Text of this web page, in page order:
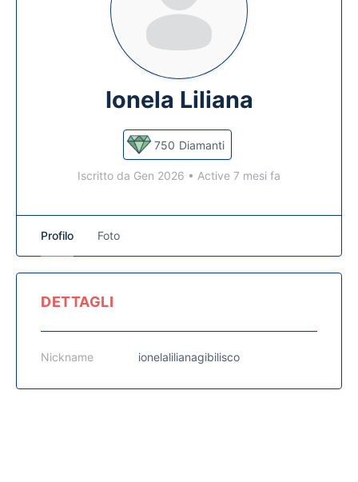
Ionela Liliana
750 Diamanti
Iscritto da Gen 2026 • Active 7 mesi fa
Profilo Foto
DETTAGLI
Nickname ionelalilianagibilisco